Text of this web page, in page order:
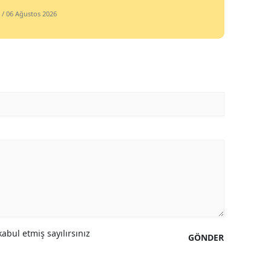
/ 06 Ağustos 2026
GÖNDER
etmiş sayılırsınız